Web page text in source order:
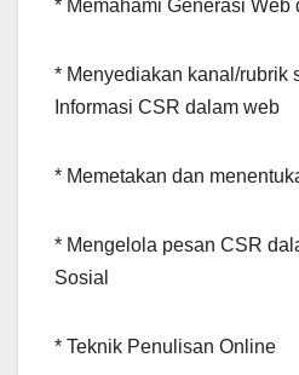
* Memahami Generasi Web
* Menyediakan kanal/rubrik
Informasi CSR dalam web
* Memetakan dan
* Mengelola pesan CSR
Sosial
* Teknik Penulisan Online